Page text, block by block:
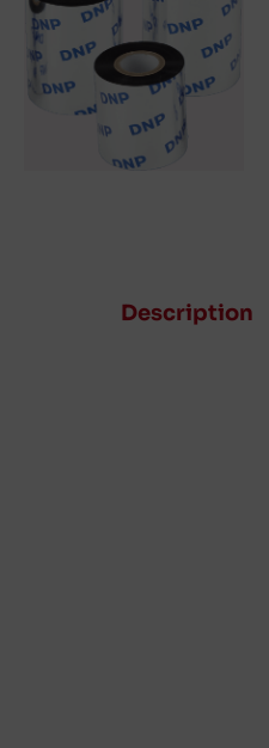
Description